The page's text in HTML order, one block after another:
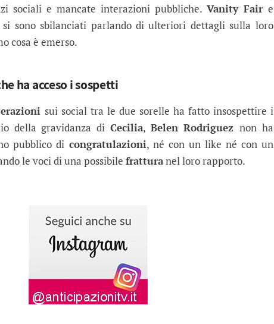
sociali e mancate interazioni pubbliche. Vanity Fair e
sono sbilanciati parlando di ulteriori dettagli sulla loro
cosa è emerso.
ha acceso i sospetti
sui social tra le due sorelle ha fatto insospettire i
della gravidanza di Cecilia, Belen Rodrigueznon ha
pubblico di congratulazioni, né con un like né con un
le voci di una possibile fratturanel loro rapporto.